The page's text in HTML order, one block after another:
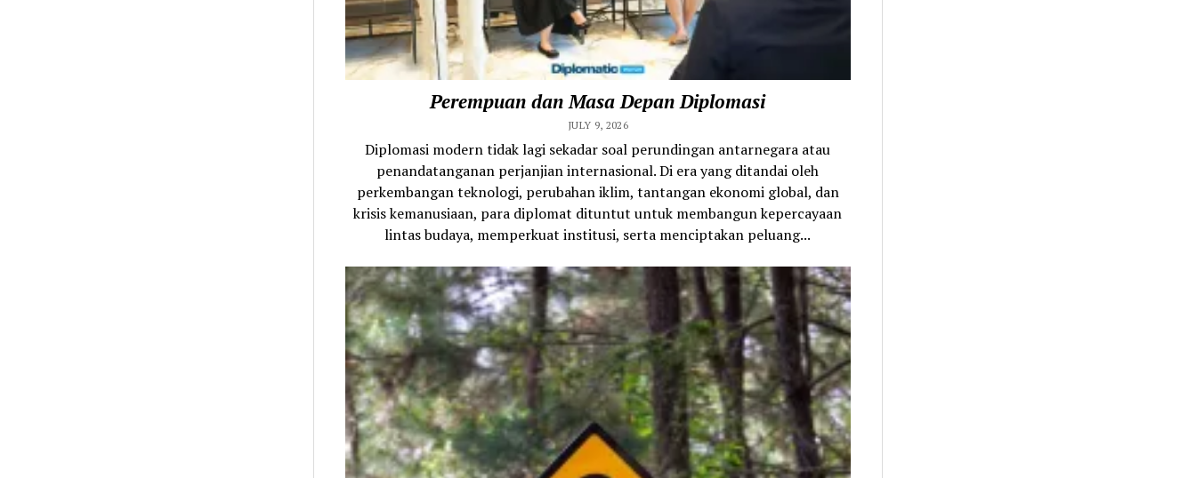
Perempuan dan Masa Depan Diplomasi
JULY 9, 2026
Diplomasi modern tidak lagi sekadar soal perundingan antarnegara atau
penandatanganan perjanjian internasional. Di era yang ditandai oleh
perkembangan teknologi, perubahan iklim, tantangan ekonomi global, dan
krisis kemanusiaan, para diplomat dituntut untuk membangun kepercayaan
lintas budaya, memperkuat institusi, serta menciptakan peluang...